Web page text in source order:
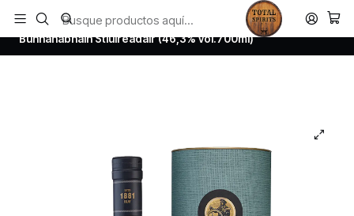
Todos los productos estan en stock. Despachamos a todo Chile.
Inicio Whisky
Scotch Whisky Islay
Bunnahabhain Stiuireadair (46,3% vol.700ml)